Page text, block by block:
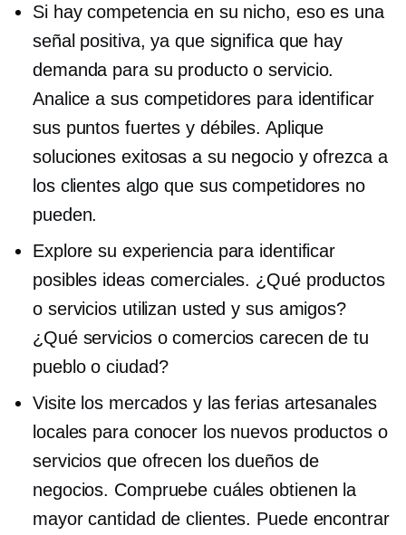
Si hay competencia en su nicho, eso es una
señal positiva, ya que significa que hay
demanda para su producto o servicio.
Analice a sus competidores para identificar
sus puntos fuertes y débiles. Aplique
soluciones exitosas a su negocio y ofrezca a
los clientes algo que sus competidores no
pueden.
Explore su experiencia para identificar
posibles ideas comerciales. ¿Qué productos
o servicios utilizan usted y sus amigos?
¿Qué servicios o comercios carecen de tu
pueblo o ciudad?
Visite los mercados y las ferias artesanales
locales para conocer los nuevos productos o
servicios que ofrecen los dueños de
negocios. Compruebe cuáles obtienen la
mayor cantidad de clientes. Puede encontrar